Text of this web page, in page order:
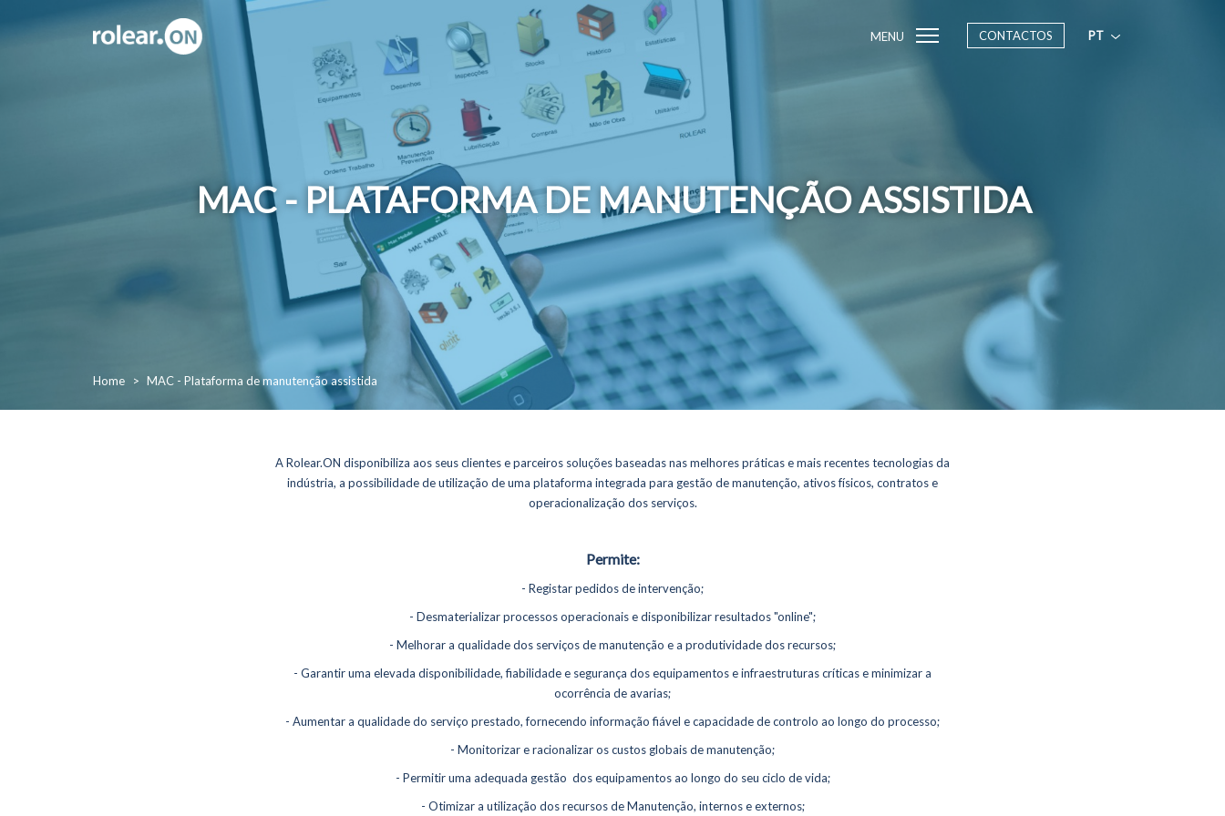
PT
CONTACTOS
MENU
Serviços
- Empreitadas Gerais de Infraestruturas
Portfolio
Notícias
MAC - PLATAFORMA DE MANUTENÇÃO ASSISTIDA
Home MAC - Plataforma de manutenção assistida
A Rolear.ON disponibiliza aos seus clientes e parceiros soluções baseadas nas melhores práticas e mais recentes tecnologias da
indústria, a possibilidade de utilização de uma plataforma integrada para gestão de manutenção, ativos físicos, contratos e
operacionalização dos serviços.
Permite:
- Registar pedidos de intervenção;
- Desmaterializar processos operacionais e disponibilizar resultados "online";
- Melhorar a qualidade dos serviços de manutenção e a produtividade dos recursos;
- Garantir uma elevada disponibilidade, fiabilidade e segurança dos equipamentos e infraestruturas críticas e minimizar a
ocorrência de avarias;
- Aumentar a qualidade do serviço prestado, fornecendo informação fiável e capacidade de controlo ao longo do processo;
- Monitorizar e racionalizar os custos globais de manutenção;
- Permitir uma adequada gestão dos equipamentos ao longo do seu ciclo de vida;
- Otimizar a utilização dos recursos de Manutenção, internos e externos;